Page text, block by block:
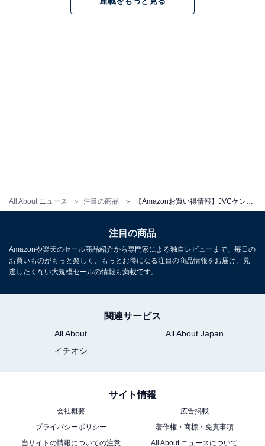
All About ニュース 注目の商品
Amazonで見る
載
JVCケンウッド「EX-DM10」
JVCケンウッド Victor EX-DM10 スピーカー Bluetooth
ウッドコーン ハイレゾ再生 FM/AM aptX HD/aptX LL対
JVCケンウッド「EX-HR10000」
注目の商品
Amazonや楽天のセール商品紹介から専門家による独自レビューまで、毎日の
お買いものがもっと楽しく、もっとお得になる注目の商品情報をお届け。見
逃したくない大規模セールの情報も満載です。
関連サービス
All About
All About Japan
イチオシ
サイト情報
会社概要
広告掲載
プライバシーポリシー
著作権・商標・免責事項
当サイトの情報についての注意
All About ニュースについて